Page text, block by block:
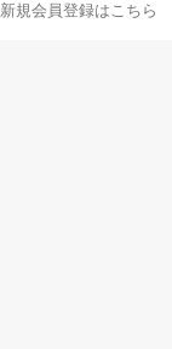
新規会員登録はこちら